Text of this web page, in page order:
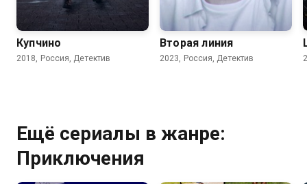
7.9
Купчино
2018, Россия, Детектив
6.0
Вторая линия
2023, Россия, Детектив
Ещё сериалы в жанре:
Приключения